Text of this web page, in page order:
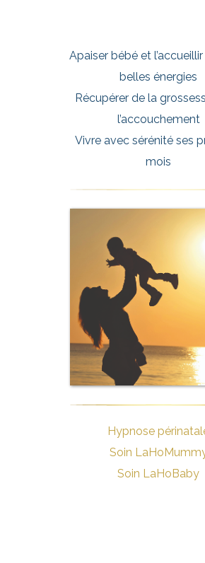
Apaiser bébé et
belles énergies
Récupérer de la
l’accouchement
Vivre avec sérénité ses
mois
Hypnose
Soin
Soin LaHoBaby